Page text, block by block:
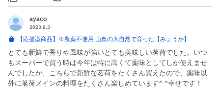
ayaco
2023.9.3
【応援型商品】※農薬不使用 山奥の大自然で育った【みょうが】
とても新鮮で香りや風味が強いとても美味しい茗荷でした。いつ
もスーパーで買う時は今年は特に高くて薬味としてしか使えませ
んでしたが、こちらで新鮮な茗荷をたくさん買えたので、薬味以
外に茗荷メインの料理をたくさん楽しめています^ ^幸せです！